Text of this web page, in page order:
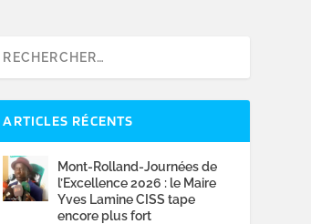
ARTICLES RÉCENTS
Mont-Rolland-Journées de
l’Excellence 2026 : le Maire
Yves Lamine CISS tape
encore plus fort